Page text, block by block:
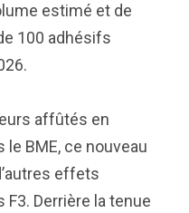
estimé et de
100 adhésifs
affûtés en
BME, ce nouveau
effets
F3. Derrière la tenue